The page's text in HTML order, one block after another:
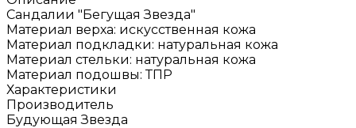
Сандалии "Бегущая Звезда"
Материал верха: искусственная кожа
Материал подкладки: натуральная кожа
Материал стельки: натуральная кожа
Материал подошвы: ТПР
Характеристики
Производитель
Будующая Звезда